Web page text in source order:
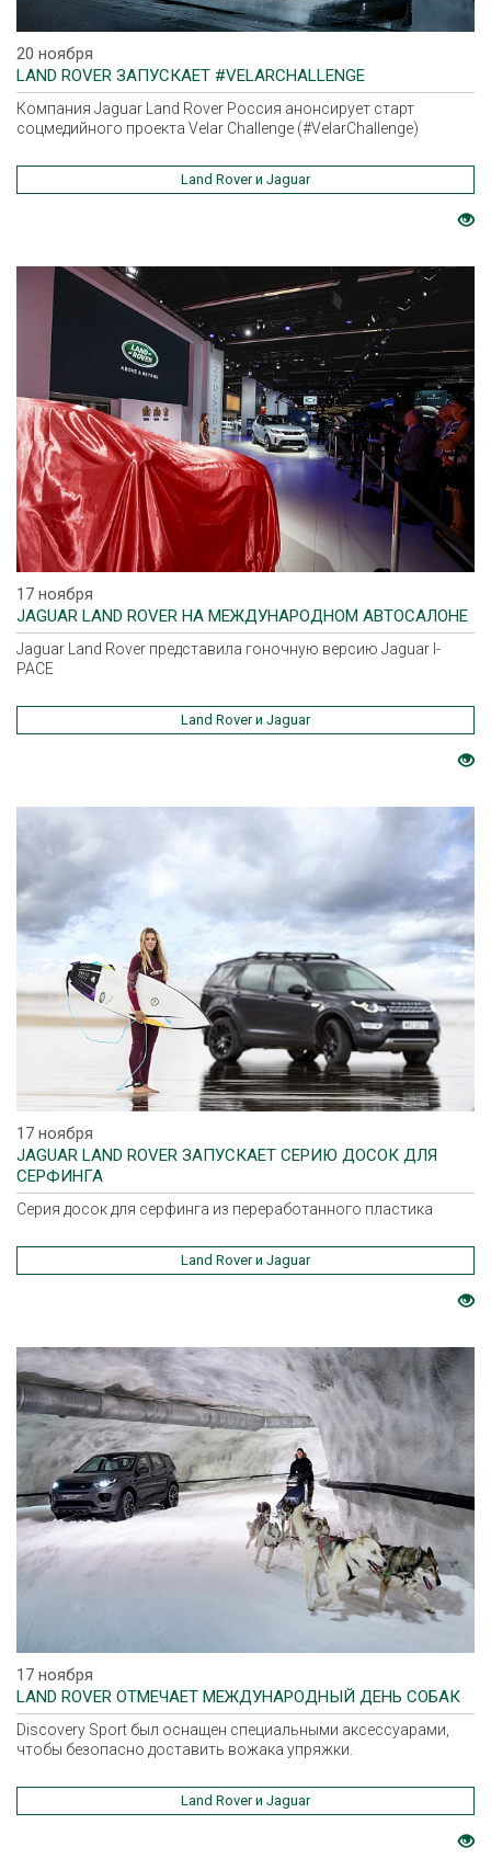
20 ноября
LAND ROVER ЗАПУСКАЕТ #VELARCHALLENGE
Компания Jaguar Land Rover Россия анонсирует старт
соцмедийного проекта Velar Challenge (#VelarChallenge)
Land Rover и Jaguar
17 ноября
JAGUAR LAND ROVER НА МЕЖДУНАРОДНОМ АВТОСАЛОНЕ
Jaguar Land Rover представила гоночную версию Jaguar I-
PACE
Land Rover и Jaguar
17 ноября
JAGUAR LAND ROVER ЗАПУСКАЕТ СЕРИЮ ДОСОК ДЛЯ
СЕРФИНГА
Серия досок для серфинга из переработанного пластика
Land Rover и Jaguar
17 ноября
LAND ROVER ОТМЕЧАЕТ МЕЖДУНАРОДНЫЙ ДЕНЬ СОБАК
Discovery Sport был оснащен специальными аксессуарами,
чтобы безопасно доставить вожака упряжки.
Land Rover и Jaguar